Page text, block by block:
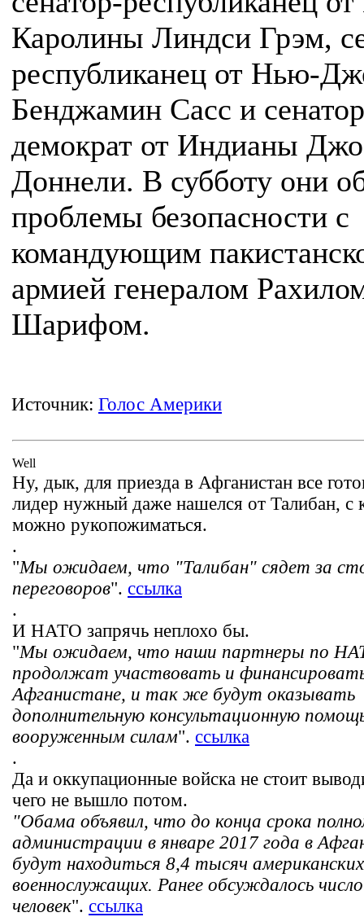
Каролины Линдси Грэм,
республиканец от Нью-
Бенджамин Сасс и
демократ от Индианы Джо
Доннели. В субботу они
проблемы безопасности с
командующим
армией генералом
Шарифом.
Источник: Голос Америки
Well
Ну, дык, для приезда в Афганистан все
лидер нужный даже нашелся от Талибан, с
можно рукопожиматься.
.
"Мы ожидаем, что "Талибан" сядет за
переговоров". ссылка
.
И НАТО запрячь неплохо бы.
"Мы ожидаем, что наши партнеры по
продолжат участвовать и
Афганистане, и так же будут оказывать
дополнительную консультационную
вооруженным силам". ссылка
.
Да и оккупационные войска не стоит
чего не вышло потом.
"Обама объявил, что до конца срока
администрации в январе 2017 года в
будут находиться 8,4 тысяч американских
военнослужащих. Ранее обсуждалось
человек". ссылка